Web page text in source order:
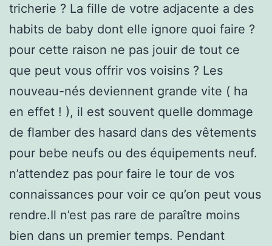
tricherie ? La fille de votre adjacente a des
habits de baby dont elle ignore quoi faire ?
pour cette raison ne pas jouir de tout ce
que peut vous offrir vos voisins ? Les
nouveau-nés deviennent grande vite ( ha
en effet ! ), il est souvent quelle dommage
de flamber des hasard dans des vêtements
pour bebe neufs ou des équipements neuf.
n’attendez pas pour faire le tour de vos
connaissances pour voir ce qu’on peut vous
rendre.Il n’est pas rare de paraître moins
bien dans un premier temps. Pendant